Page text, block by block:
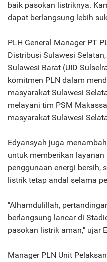
baik pasokan listriknya.
dapat berlangsung lebih
PLH General Manager PT
Distribusi Sulawesi
Sulawesi Barat (UID
komitmen PLN dalam
masyarakat Sulawesi
melayani tim PSM
masyarakat Sulawesi
Edyansyah juga
untuk memberikan
penggunaan energi bersih,
listrik tetap andal selama
"Alhamdulillah,
berlangsung lancar di
pasokan listrik aman," ujar
Manager PLN Unit